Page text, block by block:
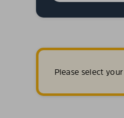
Please select